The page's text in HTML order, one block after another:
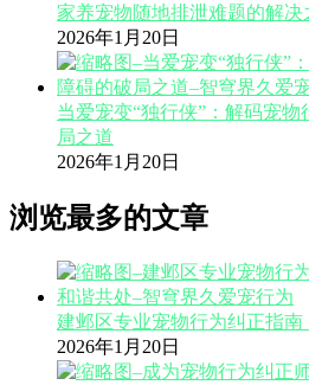
家养宠物随地排泄难题的解决
2026年1月20日
当爱宠变“独行侠”：解码宠
局之道
2026年1月20日
浏览最多的文章
建邺区专业宠物行为纠正指
2026年1月20日